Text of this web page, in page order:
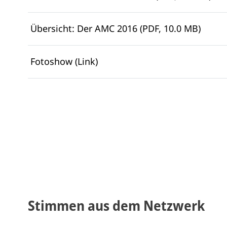
Übersicht: Der AMC 2016 (PDF, 10.0 MB)
Fotoshow (Link)
Stimmen aus dem Netzwerk